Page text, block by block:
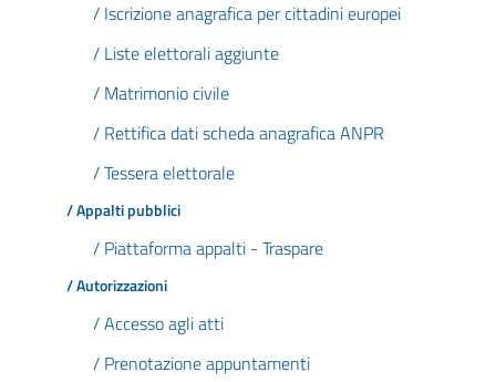
/ Iscrizione anagrafica per cittadini europei
/ Liste elettorali aggiunte
/ Matrimonio civile
/ Rettifica dati scheda anagrafica ANPR
/ Tessera elettorale
/ Appalti pubblici
/ Piattaforma appalti - Traspare
/ Autorizzazioni
/ Accesso agli atti
/ Prenotazione appuntamenti